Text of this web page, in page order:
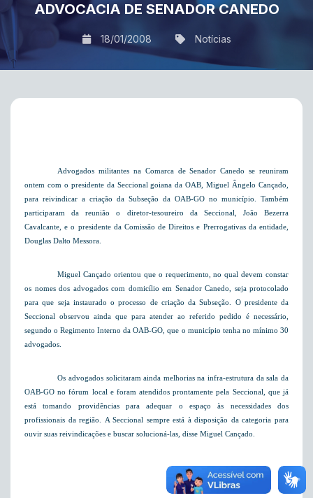
ADVOCACIA DE SENADOR CANEDO
18/01/2008 Notícias
Advogados militantes na Comarca de Senador Canedo se reuniram
ontem com o presidente da Seccional goiana da OAB, Miguel Ângelo Cançado,
para reivindicar a criação da Subseção da OAB-GO no município. Também
participaram da reunião o diretor-tesoureiro da Seccional, João Bezerra
Cavalcante, e o presidente da Comissão de Direitos e Prerrogativas da entidade,
Douglas Dalto Messora.
Miguel Cançado orientou que o requerimento, no qual devem constar
os nomes dos advogados com domicílio em Senador Canedo , seja protocolado
para que seja instaurado o processo de criação da Subseção. O presidente da
Seccional observou ainda que para atender ao referido pedido é necessário,
segundo o Regimento Interno da OAB-GO, que o município tenha no mínimo 30
advogados.
Os advogados solicitaram ainda melhorias na infra-estrutura da sala da
OAB-GO no fórum local e foram atendidos prontamente pela Seccional, que já
está tomando providências para adequar o espaço às necessidades dos
profissionais da região. A Seccional sempre está à disposição da categoria para
ouvir suas reivindicações e buscar solucioná-las, disse Miguel Cançado.